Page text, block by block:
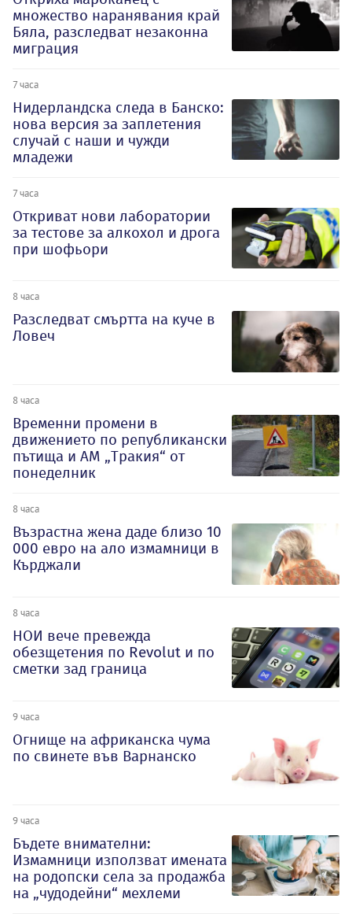
множество наранявания край
Бяла, разследват незаконна
миграция
7 часа
Нидерландска следа в Банско:
нова версия за заплетения
случай с наши и чужди
младежи
7 часа
Откриват нови лаборатории
за тестове за алкохол и дрога
при шофьори
8 часа
Разследват смъртта на куче в
Ловеч
8 часа
Временни промени в
движението по републикански
пътища и АМ „Тракия“ от
понеделник
8 часа
Възрастна жена даде близо 10
000 евро на ало измамници в
Кърджали
8 часа
НОИ вече превежда
обезщетения по Revolut и по
сметки зад граница
9 часа
Огнище на африканска чума
по свинете във Варнанско
9 часа
Бъдете внимателни:
Измамници използват имената
на родопски села за продажба
на „чудодейни“ мехлеми